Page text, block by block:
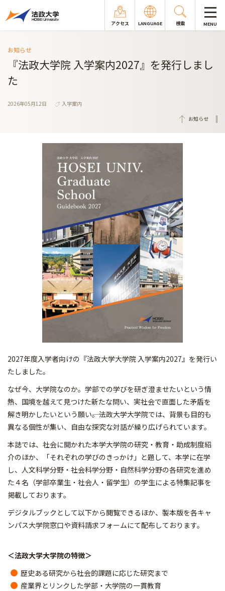
アクセス LANGUAGE 検索 MENU
お知らせ
『法政大学院 入学案内2027』を発行しまし
た
2026年05月12日
入学案内
お知らせ
2027年度入学者向けの『法政大学大学院 入学案内2027』を発行い
たしました。
なぜ今、大学院なのか。学部での学びを研ぎ澄ませたいという情
熱、国境を越えて見つけた新たな問い、実社会で直面した矛盾を
解き明かしたいという願い――。法政大学大学院では、背景も目的も
異なる個性が集い、自由な探究な対話が繰り広げられています。
本誌では、社会に開かれた本学大学院の研究・教育・助成制度紹
介のほか、「それぞれの学びのきっかけ」と題して、本学に在学
し、人文科学分野・社会科学分野・自然科学分野の各研究を進め
た４名（学部卒業生・社会人・留学生）の学生による特集記事を
掲載しております。
デジタルブックとして以下から閲覧できるほか、製本版を各キャ
ンパス大学院窓口や資料請求フォームにて配布しております。
＜法政大学大学院の特徴＞
歴史ある研究から社会的課題に応じた研究まで
産業界とリンクした学部・大学院の一貫教育